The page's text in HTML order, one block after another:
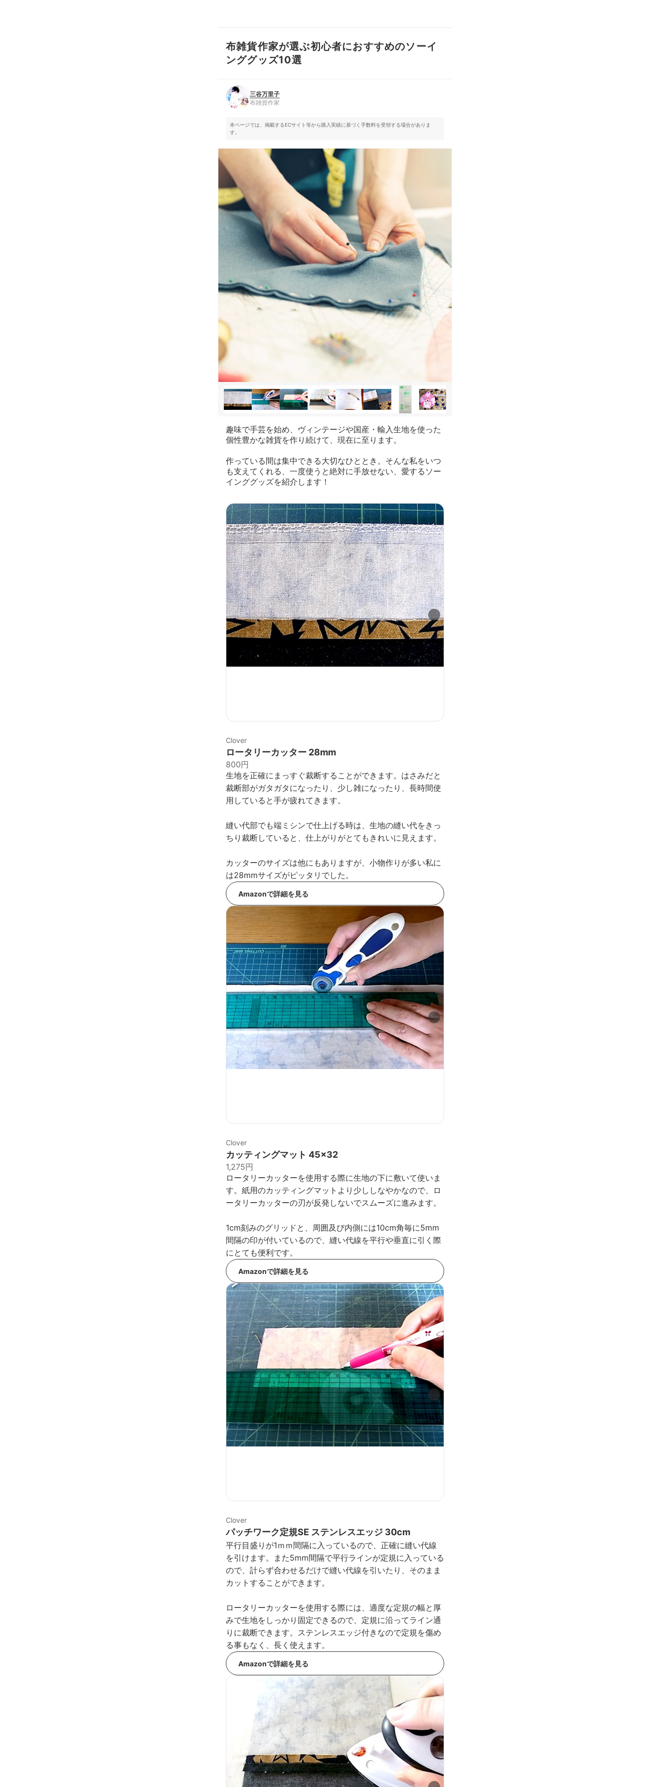
三谷万里子
布雑貨作家
布雑貨作家が選ぶ初心者におすすめのソーイ
ンググッズ10選
三谷万里子
布雑貨作家
本ページでは、掲載するECサイト等から購入実績に基づく手数料を受領する場合がありま
す。
趣味で手芸を始め、ヴィンテージや国産・輸入生地を使った
個性豊かな雑貨を作り続けて、現在に至ります。
作っている間は集中できる大切なひととき。そんな私をいつ
も支えてくれる、一度使うと絶対に手放せない、愛するソー
インググッズを紹介します！
Clover
ロータリーカッター 28mm
800円
生地を正確にまっすぐ裁断することができます。はさみだと
裁断部がガタガタになったり、少し雑になったり、長時間使
用していると手が疲れてきます。
縫い代部でも端ミシンで仕上げる時は、生地の縫い代をきっ
ちり裁断していると、仕上がりがとてもきれいに見えます。
カッターのサイズは他にもありますが、小物作りが多い私に
は28mmサイズがピッタリでした。
Amazonで詳細を見る
Clover
カッティングマット 45×32
1,275円
ロータリーカッターを使用する際に生地の下に敷いて使いま
す。紙用のカッティングマットより少ししなやかなので、ロ
ータリーカッターの刃が反発しないでスムーズに進みます。
1cm刻みのグリッドと、周囲及び内側には10cm角毎に5mm
間隔の印が付いているので、縫い代線を平行や垂直に引く際
にとても便利です。
Amazonで詳細を見る
Clover
パッチワーク定規SE ステンレスエッジ 30cm
平行目盛りが1ｍｍ間隔に入っているので、正確に縫い代線
を引けます。また5mm間隔で平行ラインが定規に入っている
ので、計らず合わせるだけで縫い代線を引いたり、そのまま
カットすることができます。
ロータリーカッターを使用する際には、適度な定規の幅と厚
みで生地をしっかり固定できるので、定規に沿ってライン通
りに裁断できます。ステンレスエッジ付きなので定規を傷め
る事もなく、長く使えます。
Amazonで詳細を見る